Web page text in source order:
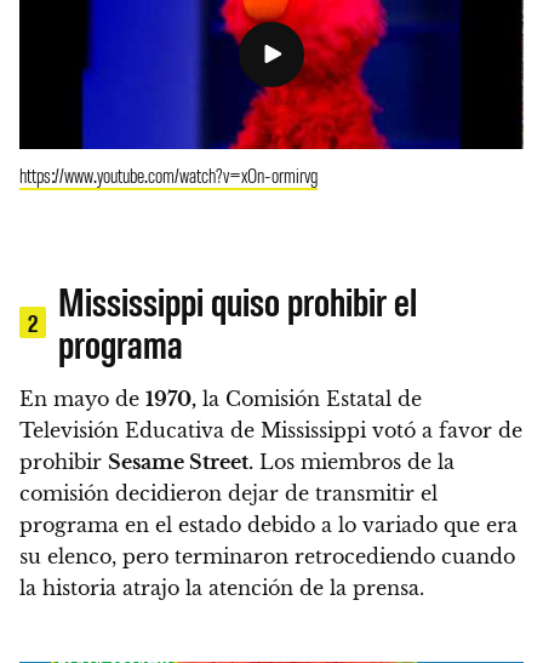
https://www.youtube.com/watch?v=xOn-ormirvg
2
Mississippi quiso prohibir el
programa
En mayo de 1970, la Comisión Estatal de
Televisión Educativa de Mississippi votó a favor de
prohibir Sesame Street. Los miembros de la
comisión decidieron dejar de transmitir el
programa en el estado debido a lo variado que era
su elenco, pero terminaron retrocediendo cuando
la historia atrajo la atención de la prensa.